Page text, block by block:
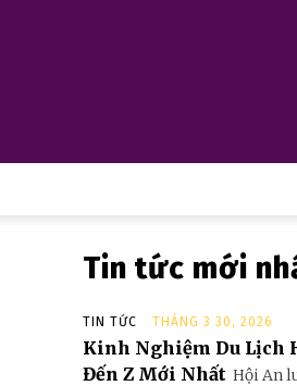
Tin tức mới
TIN TỨC THÁNG 3 30, 2026
Kinh Nghiệm Du Lịch
Đến Z Mới Nhất Hội An